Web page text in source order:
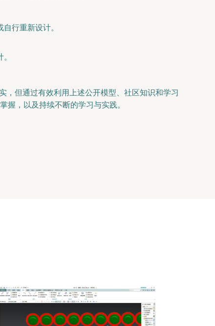
行重新设计。
，但通过有效利用上述公开模型、社区知识和学习
握，以及持续不断的学习与实践。